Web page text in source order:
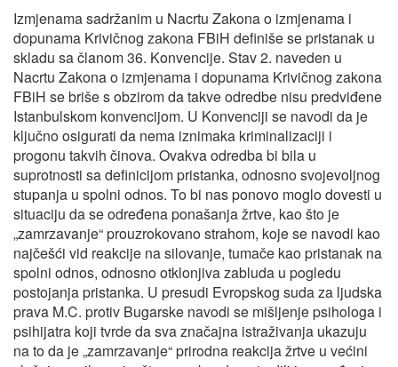
Izmjenama sadržanim u Nacrtu Zakona o izmjenama i
dopunama Krivičnog zakona FBiH definiše se pristanak u
skladu sa članom 36. Konvencije. Stav 2. naveden u
Nacrtu Zakona o izmjenama i dopunama Krivičnog zakona
FBiH se briše s obzirom da takve odredbe nisu predviđene
Istanbulskom konvencijom. U Konvenciji se navodi da je
ključno osigurati da nema iznimaka kriminalizaciji i
progonu takvih činova. Ovakva odredba bi bila u
suprotnosti sa definicijom pristanka, odnosno svojevoljnog
stupanja u spolni odnos. To bi nas ponovo moglo dovesti u
situaciju da se određena ponašanja žrtve, kao što je
„zamrzavanje“ prouzrokovano strahom, koje se navodi kao
najčešći vid reakcije na silovanje, tumače kao pristanak na
spolni odnos, odnosno otklonjiva zabluda u pogledu
postojanja pristanka. U presudi Evropskog suda za ljudska
prava M.C. protiv Bugarske navodi se mišljenje psihologa i
psihijatra koji tvrde da sva značajna istraživanja ukazuju
na to da je „zamrzavanje“ prirodna reakcija žrtve u većini